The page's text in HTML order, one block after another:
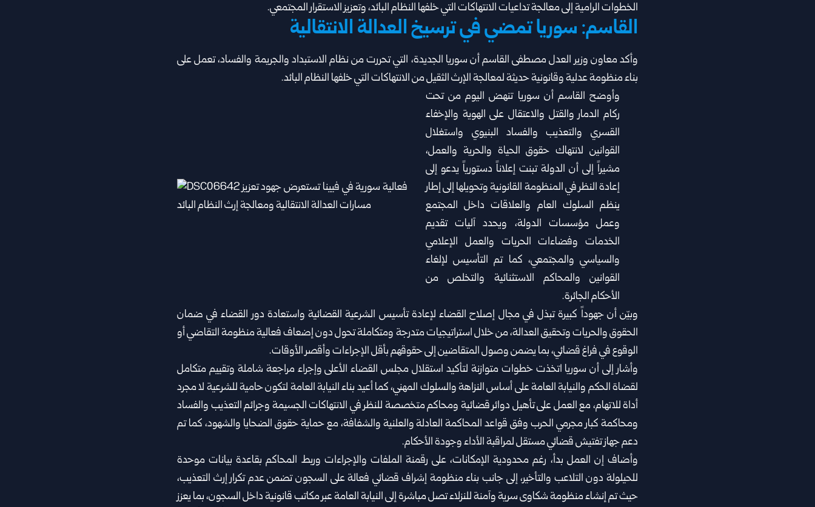
الخطوات الرامية إلى معالجة ‏تداعيات الانتهاكات التي خلفها النظام البائد، وتعزيز الاستقرار المجتمعي.
القاسم: سوريا تمضي في ترسيخ العدالة الانتقالية
وأكد معاون وزير العدل مصطفى القاسم أن سوريا الجديدة، التي تحررت ‏من نظام الاستبداد والجريمة والفساد، تعمل على
بناء منظومة عدلية وقانونية ‏حديثة لمعالجة الإرث الثقيل من الانتهاكات التي خلفها النظام البائد.
وأوضح القاسم أن سوريا تنهض اليوم من تحت
ركام الدمار والقتل ‏والاعتقال على الهوية والإخفاء
القسري والتعذيب والفساد البنيوي واستغلال
‏القوانين لانتهاك حقوق الحياة والحرية والعمل،
مشيراً إلى أن الدولة تبنت ‏إعلاناً دستورياً يدعو إلى
إعادة النظر في المنظومة القانونية وتحويلها إلى ‏إطار
ينظم السلوك العام والعلاقات داخل المجتمع
وعمل مؤسسات الدولة، ‏ويحدد آليات تقديم
الخدمات وفضاءات الحريات والعمل الإعلامي
والسياسي ‏والمجتمعي، كما تم التأسيس لإلغاء
القوانين والمحاكم الاستثنائية والتخلص ‏من
الأحكام الجائرة.
وبيّن أن جهوداً كبيرة تبذل في مجال إصلاح القضاء لإعادة تأسيس الشرعية ‏القضائية واستعادة دور القضاء في ضمان
الحقوق والحريات وتحقيق العدالة، ‏من خلال استراتيجيات متدرجة ومتكاملة تحول دون إضعاف فعالية منظومة ‏التقاضي أو
الوقوع في فراغ قضائي، بما يضمن وصول المتقاضين إلى ‏حقوقهم بأقل الإجراءات وأقصر الأوقات.
وأشار إلى أن سوريا اتخذت خطوات متوازنة لتأكيد استقلال مجلس القضاء ‏الأعلى وإجراء مراجعة شاملة وتقييم متكامل
لقضاة الحكم والنيابة العامة ‏على أساس النزاهة والسلوك المهني، كما أعيد بناء النيابة العامة لتكون ‏حامية للشرعية لا مجرد
أداة للاتهام، مع العمل على تأهيل دوائر قضائية ‏ومحاكم متخصصة للنظر في الانتهاكات الجسيمة وجرائم التعذيب والفساد
‏ومحاكمة كبار مجرمي الحرب وفق قواعد المحاكمة العادلة والعلنية ‏والشفافة، مع حماية حقوق الضحايا والشهود، كما تم
دعم جهاز تفتيش ‏قضائي مستقل لمراقبة الأداء وجودة الأحكام.
وأضاف إن العمل بدأ، رغم محدودية الإمكانات، على رقمنة الملفات ‏والإجراءات وربط المحاكم بقاعدة بيانات موحدة
للحيلولة دون التلاعب ‏والتأخير، إلى جانب بناء منظومة إشراف قضائي فعالة على السجون تضمن ‏عدم تكرار إرث التعذيب،
حيث تم إنشاء منظومة شكاوى سرية وآمنة ‏للنزلاء تصل مباشرة إلى النيابة العامة عبر مكاتب قانونية داخل السجون، ‏بما يعزز